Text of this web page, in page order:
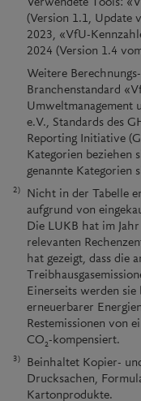
(Version 1.1, Update
2023, «VfU-
2024 (Version 1.4
Weitere
Branchenstandard
Umweltmanagement
e.V., Standards des
Reporting Initiative
Kategorien beziehen
genannte Kategorien
2)
Nicht in der Tabelle
aufgrund von
Die LUKB hat im
relevanten
hat gezeigt, dass die
Einerseits werden
erneuerbarer
Restemissionen von
CO2-kompensiert.
3)
Beinhaltet Kopier-
Drucksachen,
Kartonprodukte.